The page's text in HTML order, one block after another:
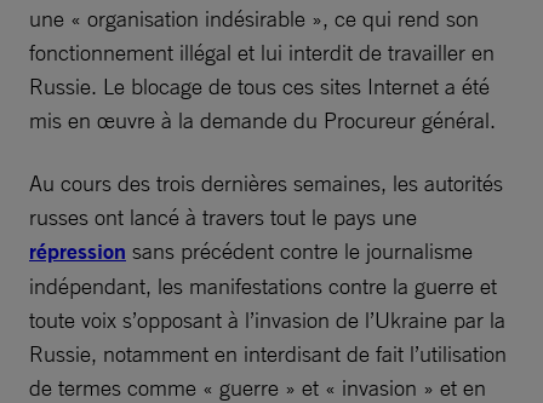
une « organisation indésirable », ce qui rend son
fonctionnement illégal et lui interdit de travailler en
Russie. Le blocage de tous ces sites Internet a été
mis en œuvre à la demande du Procureur général.
Au cours des trois dernières semaines, les autorités
russes ont lancé à travers tout le pays une
répression sans précédent contre le journalisme
indépendant, les manifestations contre la guerre et
toute voix s’opposant à l’invasion de l’Ukraine par la
Russie, notamment en interdisant de fait l’utilisation
de termes comme « guerre » et « invasion » et en